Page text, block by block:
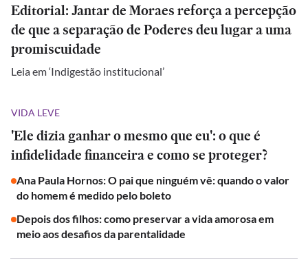
Editorial: Jantar de Moraes reforça a percepção
de que a separação de Poderes deu lugar a uma
promiscuidade
Leia em ‘Indigestão institucional’
VIDA LEVE
'Ele dizia ganhar o mesmo que eu': o que é
infidelidade financeira e como se proteger?
Ana Paula Hornos: O pai que ninguém vê: quando o valor
do homem é medido pelo boleto
Depois dos filhos: como preservar a vida amorosa em
meio aos desafios da parentalidade